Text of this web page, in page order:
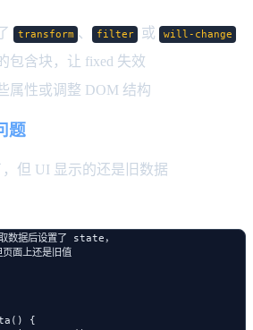
transform 、 filter 或 will-change
包含块，让 fixed 失效
属性或调整 DOM 结构
题
但 UI 显示的还是旧数据
数据后设置了 state，
面上还是旧值
{